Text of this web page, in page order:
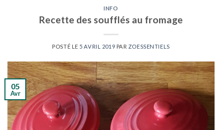
INFO
Recette des soufflés au fromage
POSTÉ LE 5 AVRIL 2019 PAR ZOESSENTIELS
05
Avr